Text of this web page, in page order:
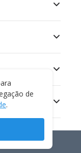
de
.